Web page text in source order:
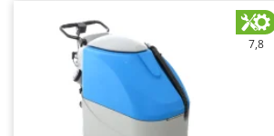
Broyeurs de branches et végétaux
Butteurs pour tracteur
Chargeurs de batterie - Démarreurs
Charrues pour tracteur
Ausonia
Awelco
Baesso
7,8